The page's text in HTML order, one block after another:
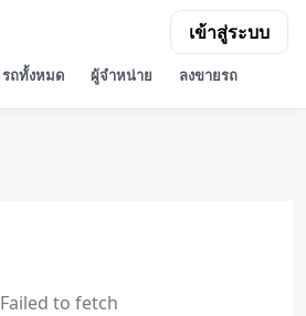
รถทั้งหมด ผู้จำหน่าย ลงขายรถ
เข้าสู่ระบบ
Failed to fetch